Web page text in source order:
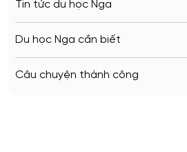
Tin tức du học Nga
Du học Nga cần biết
Câu chuyện thành công